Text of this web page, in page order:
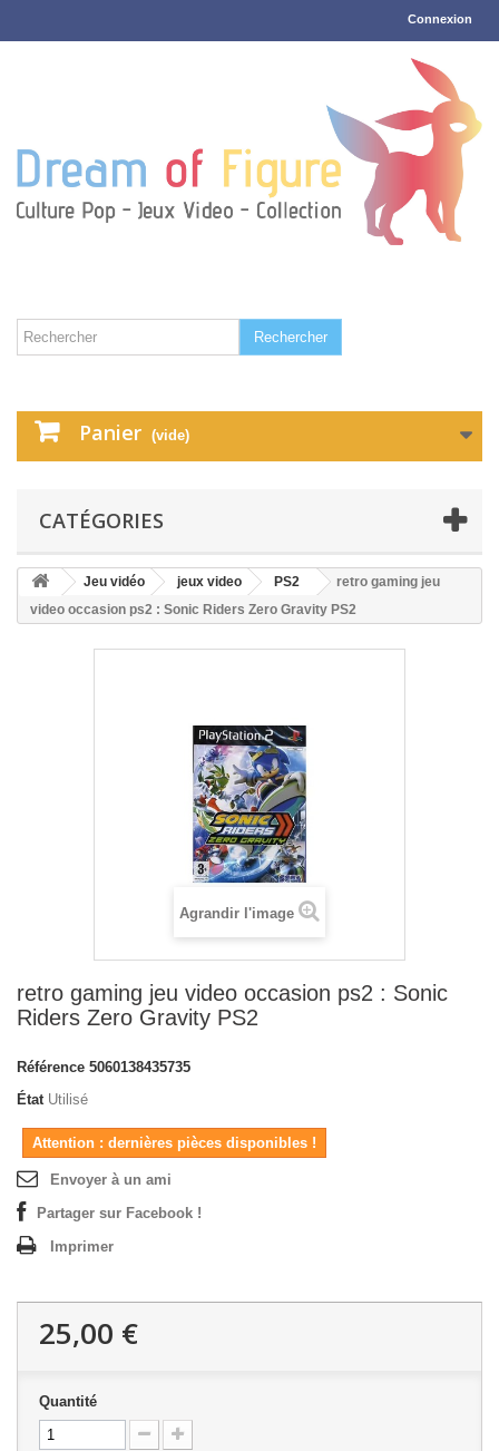
Connexion
Rechercher
Panier (vide)
CATÉGORIES
Jeu vidéo jeux video PS2
retro gaming jeu
video occasion ps2 : Sonic Riders Zero Gravity PS2
Agrandir l'image
retro gaming jeu video occasion ps2 : Sonic
Riders Zero Gravity PS2
Référence 5060138435735
État Utilisé
Attention : dernières pièces disponibles !
Envoyer à un ami
Partager sur Facebook !
Imprimer
25,00 €
Quantité